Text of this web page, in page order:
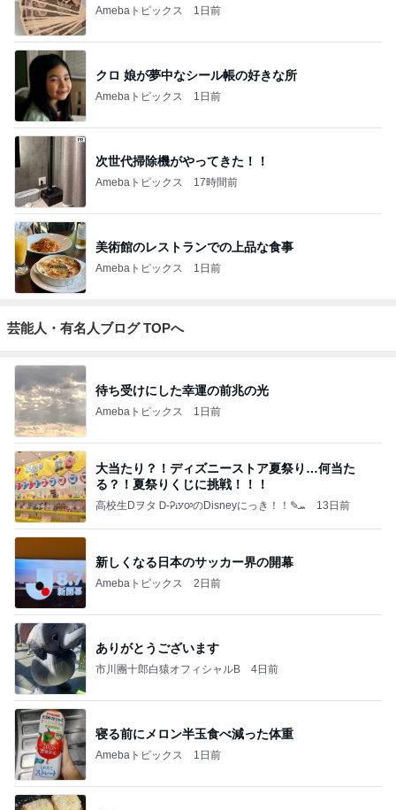
Amebaトピックス 1日前
クロ 娘が夢中なシール帳の好きな所
Amebaトピックス 1日前
次世代掃除機がやってきた！！
Amebaトピックス 17時間前
美術館のレストランでの上品な食事
Amebaトピックス 1日前
芸能人・有名人ブログ TOPへ
待ち受けにした幸運の前兆の光
Amebaトピックス 1日前
大当たり？！ディズニーストア夏祭り…何当た
る？！夏祭りくじに挑戦！！！
高校生Dヲタ Ꭰ-ᎮꭵꭹꭴのDisneyにっき！！✎ܚ 13日前
新しくなる日本のサッカー界の開幕
Amebaトピックス 2日前
ありがとうございます
市川團十郎白猿オフィシャルB 4日前
寝る前にメロン半玉食べ減った体重
Amebaトピックス 1日前